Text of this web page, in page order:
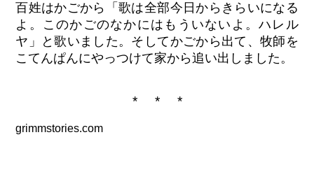
百姓はかごから「歌は全部今日からきらいになる
よ。このかごのなかにはもういないよ。ハレル
ヤ」と歌いました。そしてかごから出て、牧師を
こてんぱんにやっつけて家から追い出しました。
* * *
grimmstories.com